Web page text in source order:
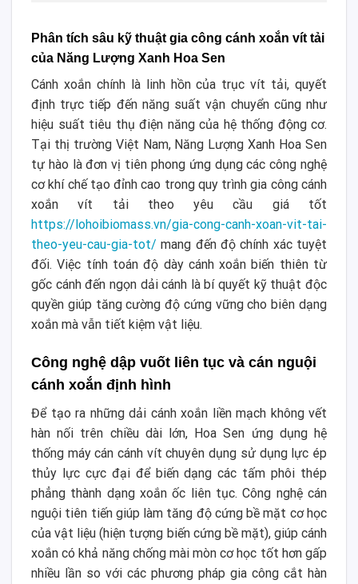
Phân tích sâu kỹ thuật gia công cánh xoắn vít tải
của Năng Lượng Xanh Hoa Sen
Cánh xoắn chính là linh hồn của trục vít tải, quyết
định trực tiếp đến năng suất vận chuyển cũng như
hiệu suất tiêu thụ điện năng của hệ thống động cơ.
Tại thị trường Việt Nam, Năng Lượng Xanh Hoa Sen
tự hào là đơn vị tiên phong ứng dụng các công nghệ
cơ khí chế tạo đỉnh cao trong quy trình gia công cánh
xoắn vít tải theo yêu cầu giá tốt
https://lohoibiomass.vn/gia-cong-canh-xoan-vit-tai-
theo-yeu-cau-gia-tot/ mang đến độ chính xác tuyệt
đối. Việc tính toán độ dày cánh xoắn biến thiên từ
gốc cánh đến ngọn dải cánh là bí quyết kỹ thuật độc
quyền giúp tăng cường độ cứng vững cho biên dạng
xoắn mà vẫn tiết kiệm vật liệu.
Công nghệ dập vuốt liên tục và cán nguội
cánh xoắn định hình
Để tạo ra những dải cánh xoắn liền mạch không vết
hàn nối trên chiều dài lớn, Hoa Sen ứng dụng hệ
thống máy cán cánh vít chuyên dụng sử dụng lực ép
thủy lực cực đại để biến dạng các tấm phôi thép
phẳng thành dạng xoắn ốc liên tục. Công nghệ cán
nguội tiên tiến giúp làm tăng độ cứng bề mặt cơ học
của vật liệu (hiện tượng biến cứng bề mặt), giúp cánh
xoắn có khả năng chống mài mòn cơ học tốt hơn gấp
nhiều lần so với các phương pháp gia công cắt hàn